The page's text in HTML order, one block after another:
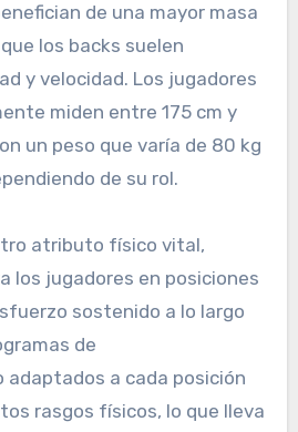
de una mayor masa
los backs suelen
y velocidad. Los jugadores
miden entre 175 cm y
un peso que varía de 80 kg
de su rol.
atributo físico vital,
los jugadores en posiciones
sostenido a lo largo
de
adaptados a cada posición
rasgos físicos, lo que lleva